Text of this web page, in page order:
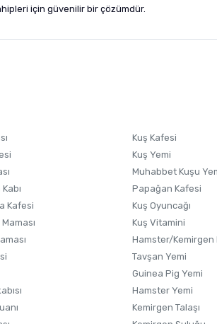
için güvenilir bir çözümdür.
Al ve Yorumla
Gönder
Kafesi
Kuş Kafesi
Kuş Yemi
Muhabbet Kuşu
Papağan Kafesi
Kuş Oyuncağı
Kuş Vitamini
Hamster/Kemirgen
Tavşan Yemi
Guinea Pig Yemi
Hamster Yemi
Kemirgen Talaşı